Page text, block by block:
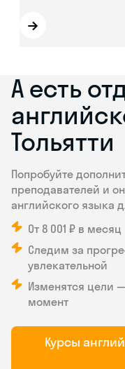
→
А есть
Тольятти
Попробуйте
преподавателей и
английского языка
От 8 001 ₽ в месяц
Следим за
увлекательной
Изменятся цели
момент
Курсы